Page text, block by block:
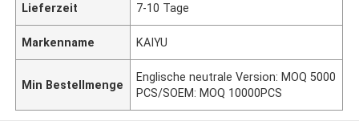
Lieferzeit 7-10 Tage
Markenname KAIYU
Min Bestellmenge
Englische neutrale Version: MOQ 5000
PCS/SOEM: MOQ 10000PCS